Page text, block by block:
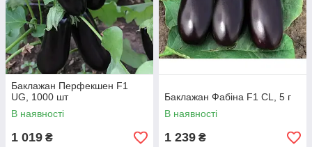
Баклажан Перфекшен F1
UG, 1000 шт
В наявності
1 019 ₴
Баклажан Фабіна F1 CL, 5 г
В наявності
1 239 ₴